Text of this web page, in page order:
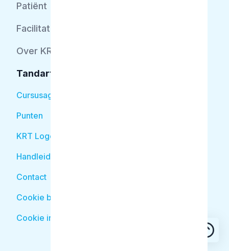
Patiënt
Facilitator
Over KRT
Tandarts
Cursusagenda
Punten
KRT Logo
Handleiding Tandarts
Contact
Cookie beleid
Cookie instellingen